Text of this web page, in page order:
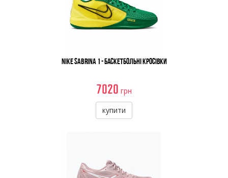
Nike Sabrina 1 - Баскетбольні Кросівки
7020 грн
купити